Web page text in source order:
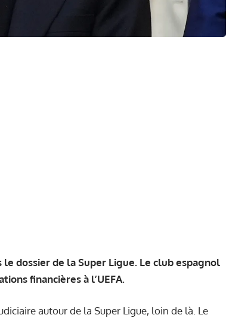
dossier de la Super Ligue. Le club espagnol
financières à l’UEFA.
autour de la Super Ligue, loin de là. Le